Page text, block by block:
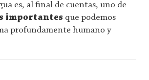
es, al final de cuentas, uno de
importantes que podemos
profundamente humano y